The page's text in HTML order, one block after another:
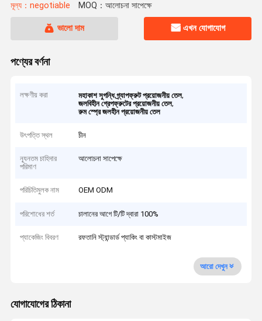
মূল্য：negotiable MOQ：আলোচনা সাপেক্ষে
ভালো দাম এখন যোগাযোগ
পণ্যের বর্ণনা
লক্ষণীয় করা মহাকাশ সুগন্ধি গ্র্যাপফ্রুট প্রয়োজনীয় তেল,
জলবিহীন গ্রেপফ্রুটের প্রয়োজনীয় তেল,
রুম স্প্রে জলহীন প্রয়োজনীয় তেল
উৎপত্তি স্থল চীন
ন্যূনতম চাহিদার
পরিমাণ
আলোচনা সাপেক্ষে
পরিচিতিমুলক নাম OEM ODM
পরিশোধের শর্ত চালানের আগে টি/টি দ্বারা 100%
প্যাকেজিং বিবরণ রফতানি স্ট্যান্ডার্ড প্যাকিং বা কাস্টমাইজ
আরো দেখুন
যোগাযোগের ঠিকানা